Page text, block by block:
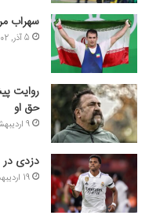
سهراب
5 آذر, 1402
روایت
حق او
9 اردیبهشت, 1402
دزدی
19 اردیبهشت, 1402